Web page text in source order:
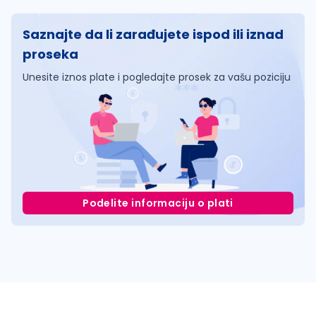
Saznajte da li zarađujete ispod ili iznad
proseka
Unesite iznos plate i pogledajte prosek za vašu poziciju
Podelite informaciju o plati